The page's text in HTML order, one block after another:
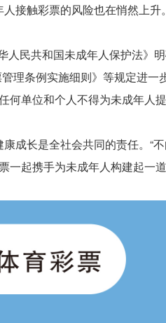
接触彩票的风险也在悄然上升。
民共和国未成年人保护法》
理条例实施细则》等规定进
何单位和个人不得为未成年人
成长是全社会共同的责任。“
起携手为未成年人构建起一